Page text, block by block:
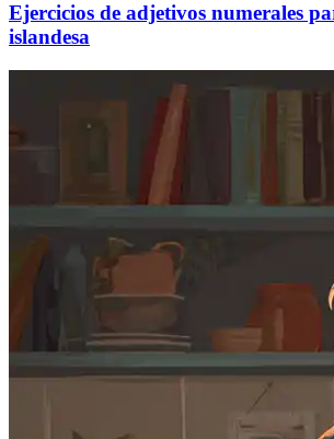
Ejercicios de adjetivos numerales
islandesa